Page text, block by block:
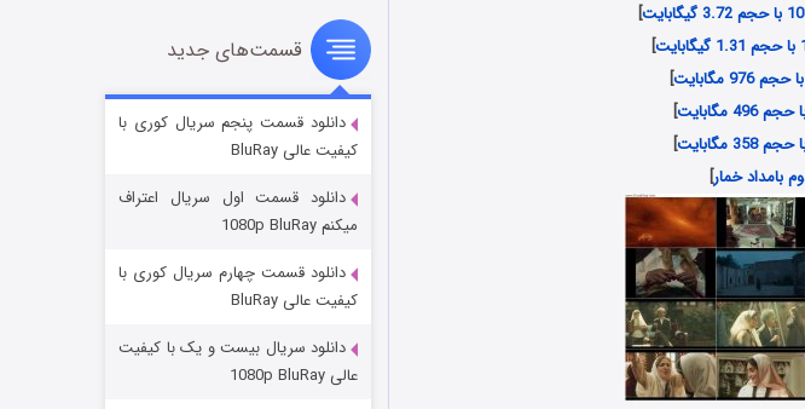
]
]
]
]
]
بامداد خمار]
سریال زشت
قسمت۲ (زیرنویس) منتشر شد
مردگان متحرک: شهر مرده ۳
قسمت‌های جدید
دانلود قسمت پنجم سریال کوری با
کیفیت عالی BluRay
دانلود قسمت اول سریال اعتراف
میکنم 1080p BluRay
دانلود قسمت چهارم سریال کوری با
کیفیت عالی BluRay
دانلود سریال بیست و یک با کیفیت
عالی 1080p BluRay